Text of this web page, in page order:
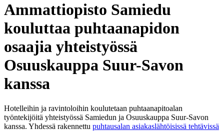
Ammattiopisto Samiedu
kouluttaa puhtaanapidon
osaajia yhteistyössä
Osuuskauppa Suur-Savon
kanssa
Hotelleihin ja ravintoloihin koulutetaan puhtaanapitoalan
työntekijöitä yhteistyössä Samiedun ja Osuuskauppa Suur-Savon
kanssa. Yhdessä rakennettu puhtausalan asiakaslähtöisissä tehtävissä